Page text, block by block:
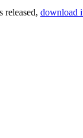
released, download